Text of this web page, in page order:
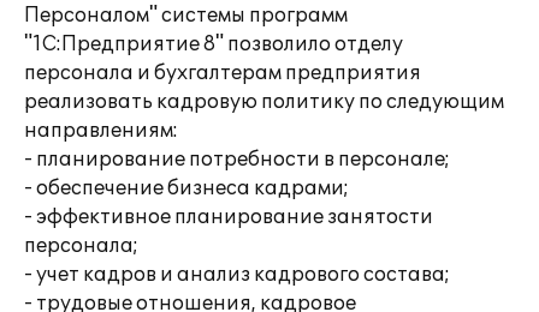
Персоналом" системы программ
"1С:Предприятие 8" позволило отделу
персонала и бухгалтерам предприятия
реализовать кадровую политику по следующим
направлениям:
- планирование потребности в персонале;
- обеспечение бизнеса кадрами;
- эффективное планирование занятости
персонала;
- учет кадров и анализ кадрового состава;
- трудовые отношения, кадровое